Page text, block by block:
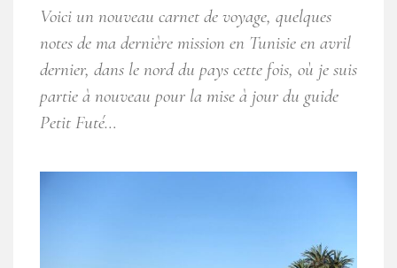
Voici un nouveau carnet de voyage, quelques
notes de ma dernière mission en Tunisie en avril
dernier, dans le nord du pays cette fois, où je suis
partie à nouveau pour la mise à jour du guide
Petit Futé…